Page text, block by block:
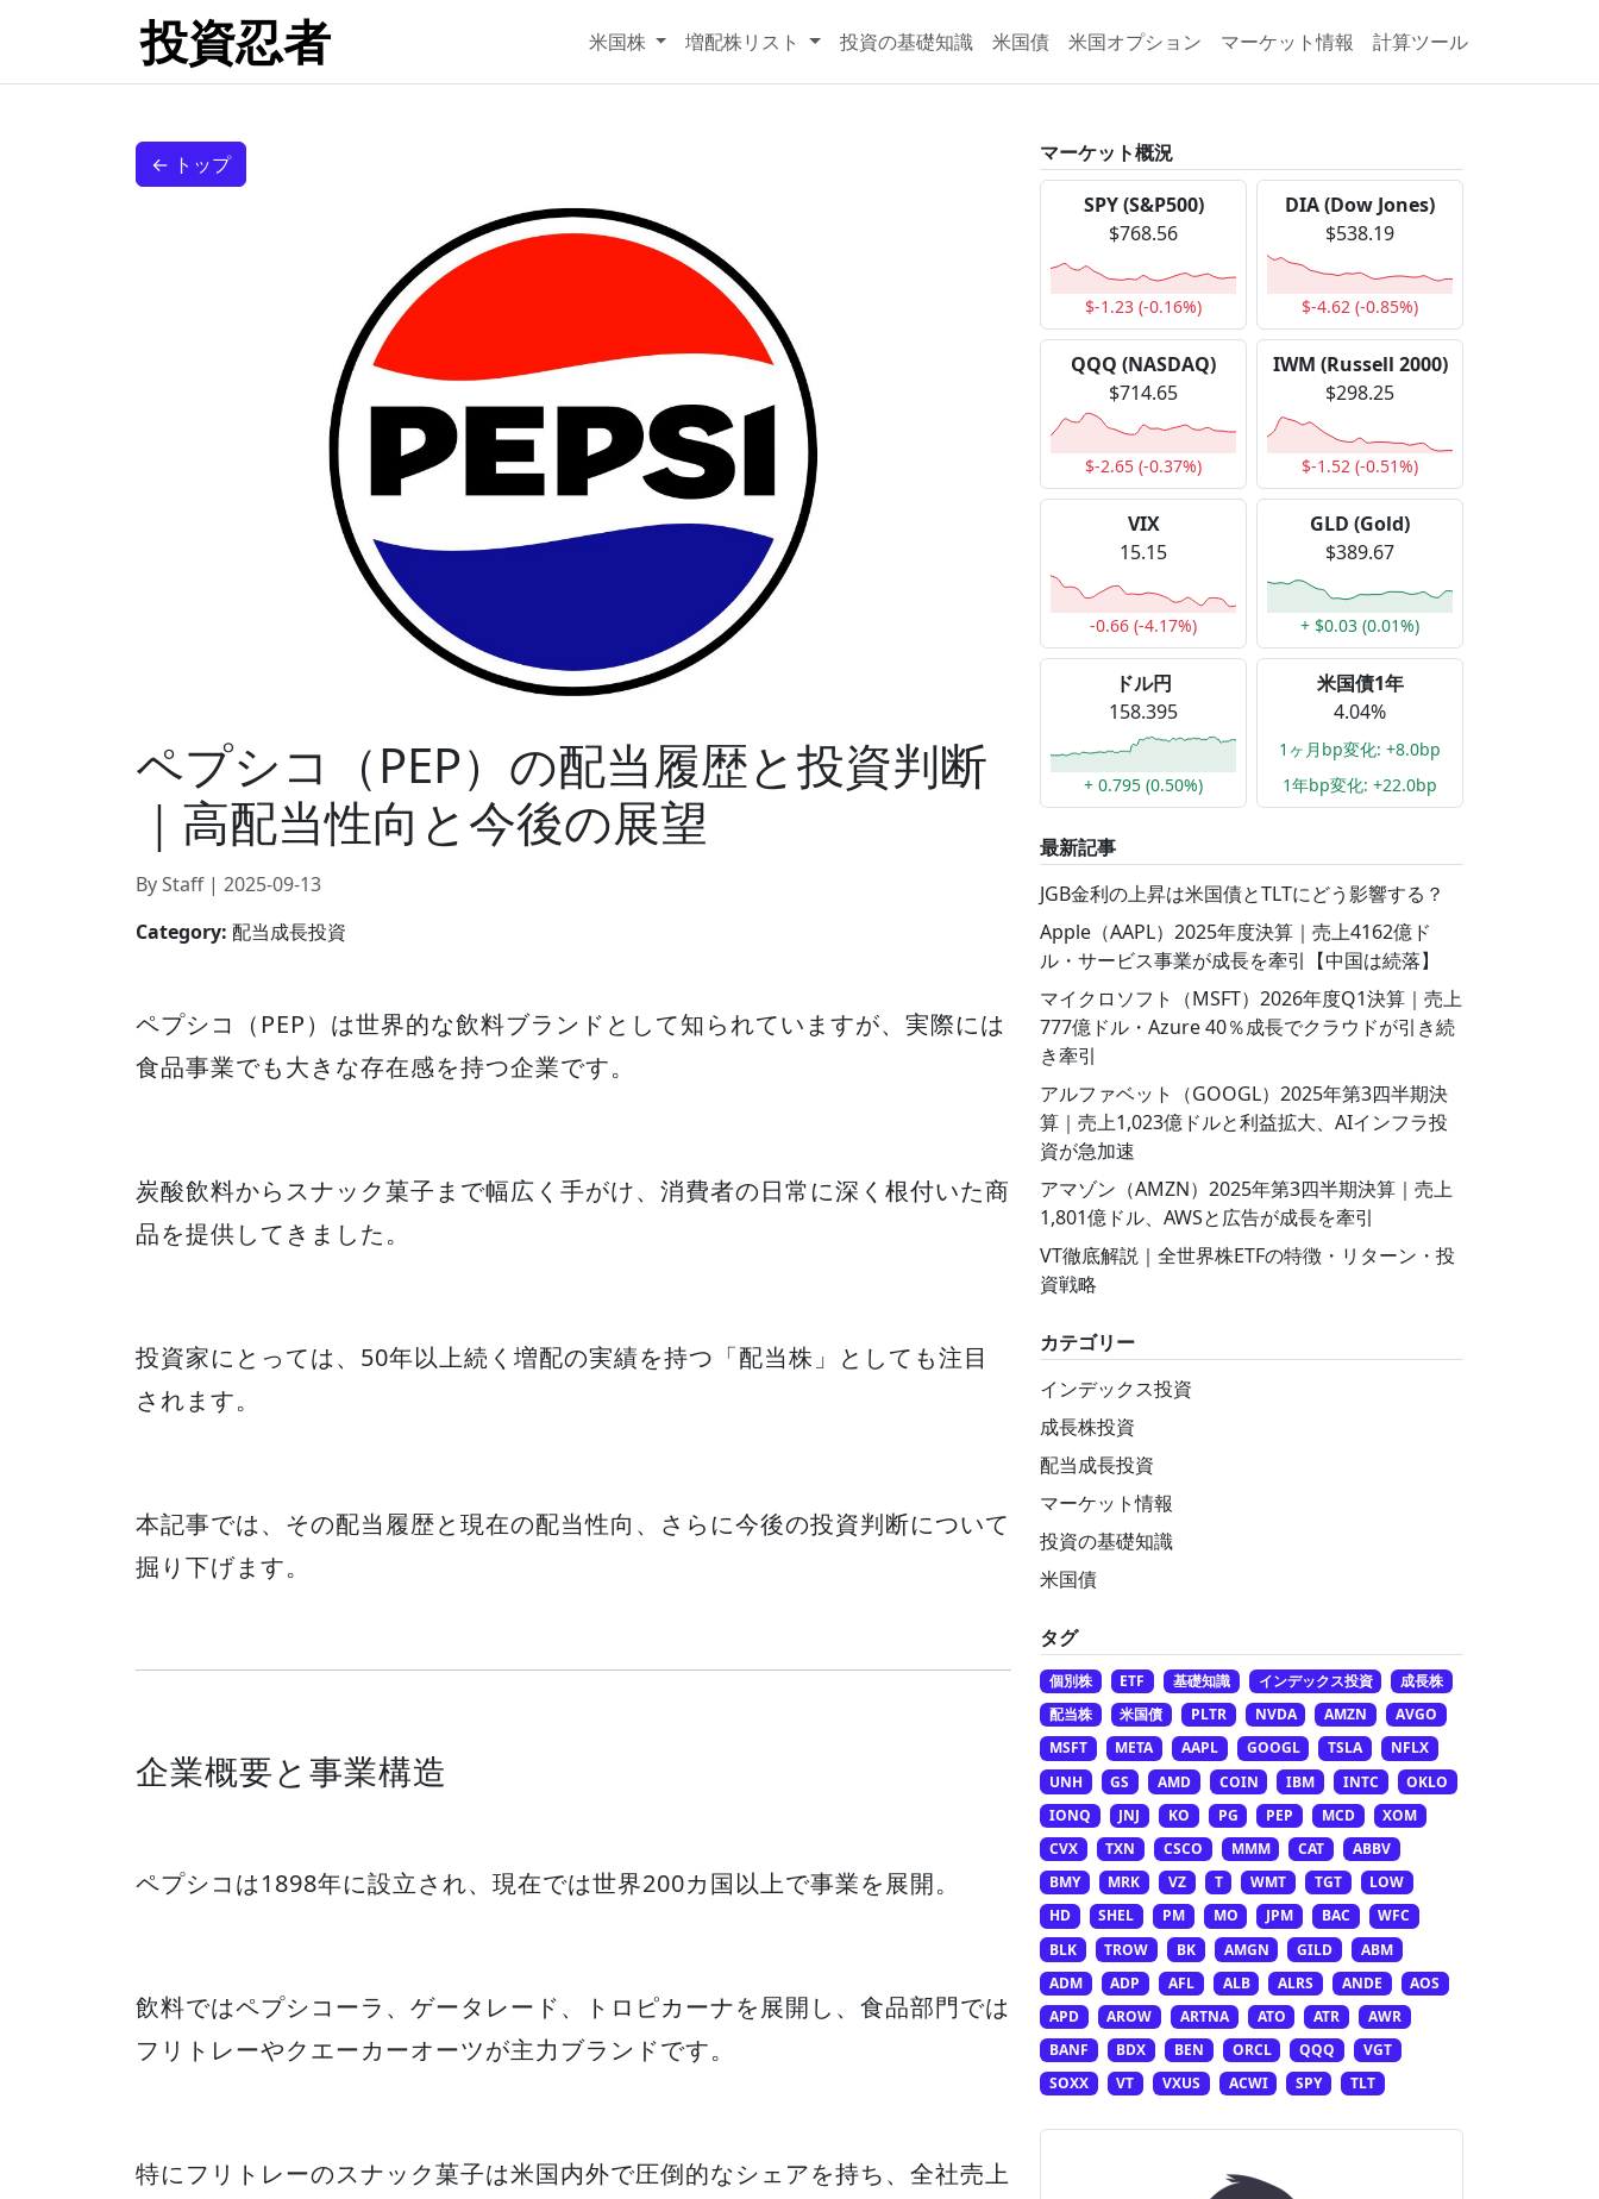
投資忍者 米国株 増配株リスト 投資の基礎知識 米国債 米国オプション マーケット情報 計算ツール
← トップ
ペプシコ（PEP）の配当履歴と投資判断
｜高配当性向と今後の展望
By Staff | 2025-09-13
Category: 配当成長投資
ペプシコ（PEP）は世界的な飲料ブランドとして知られていますが、実際には
食品事業でも大きな存在感を持つ企業です。
炭酸飲料からスナック菓子まで幅広く手がけ、消費者の日常に深く根付いた商
品を提供してきました。
投資家にとっては、50年以上続く増配の実績を持つ「配当株」としても注目
されます。
本記事では、その配当履歴と現在の配当性向、さらに今後の投資判断について
掘り下げます。
企業概要と事業構造
ペプシコは1898年に設立され、現在では世界200カ国以上で事業を展開。
飲料ではペプシコーラ、ゲータレード、トロピカーナを展開し、食品部門では
フリトレーやクエーカーオーツが主力ブランドです。
特にフリトレーのスナック菓子は米国内外で圧倒的なシェアを持ち、全社売上
マーケット概況
SPY (S&P500)
$768.56
$-1.23 (-0.16%)
DIA (Dow Jones)
$538.19
$-4.62 (-0.85%)
QQQ (NASDAQ)
$714.65
$-2.65 (-0.37%)
IWM (Russell 2000)
$298.25
$-1.52 (-0.51%)
VIX
15.15
-0.66 (-4.17%)
GLD (Gold)
$389.67
+ $0.03 (0.01%)
ドル円
158.395
+ 0.795 (0.50%)
米国債1年
4.04%
1ヶ月bp変化: +8.0bp
1年bp変化: +22.0bp
最新記事
JGB金利の上昇は米国債とTLTにどう影響する？
Apple（AAPL）2025年度決算｜売上4162億ド
ル・サービス事業が成長を牽引【中国は続落】
マイクロソフト（MSFT）2026年度Q1決算｜売上
777億ドル・Azure 40％成長でクラウドが引き続
き牽引
アルファベット（GOOGL）2025年第3四半期決
算｜売上1,023億ドルと利益拡大、AIインフラ投
資が急加速
アマゾン（AMZN）2025年第3四半期決算｜売上
1,801億ドル、AWSと広告が成長を牽引
VT徹底解説｜全世界株ETFの特徴・リターン・投
資戦略
カテゴリー
インデックス投資
成長株投資
配当成長投資
マーケット情報
投資の基礎知識
米国債
タグ
個別株 ETF 基礎知識 インデックス投資
成長株
配当株
米国債 PLTR NVDA AMZN
AVGO
MSFT
META AAPL GOOGL TSLA
NFLX
UNH
GS AMD COIN IBM INTC
OKLO
IONQ
JNJ KO PG PEP MCD
XOM
CVX
TXN CSCO MMM CAT
ABBV
BMY
MRK VZ T WMT TGT
LOW
HD
SHEL PM MO JPM BAC
WFC
BLK
TROW BK AMGN GILD
ABM
ADM
ADP AFL ALB ALRS ANDE
AOS
APD
AROW ARTNA ATO ATR
AWR
BANF
BDX BEN ORCL QQQ
VGT
SOXX
VT VXUS ACWI SPY TLT